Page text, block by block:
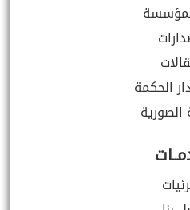
الحكمة
الصورية